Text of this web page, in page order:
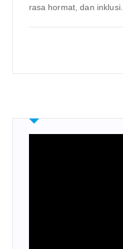
rasa hormat, dan inklusi.